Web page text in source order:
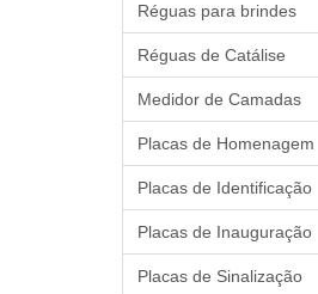
Réguas para brindes
Réguas de Catálise
Medidor de Camadas
Placas de Homenagem
Placas de Identificação
Placas de Inauguração
Placas de Sinalização